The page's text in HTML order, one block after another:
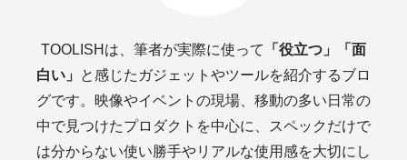
TOOLISHは、筆者が実際に使って
「役立つ」「面
白い」
と感じたガジェットやツールを紹介するブロ
グです。映像やイベントの現場、移動の多い日常の
中で見つけたプロダクトを中心に、スペックだけで
は分からない使い勝手やリアルな使用感を大切にし